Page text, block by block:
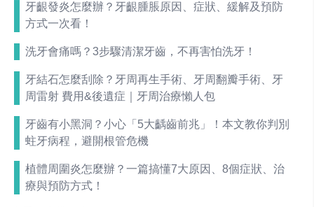
牙齦發炎怎麼辦？牙齦腫脹原因、症狀、緩解及預防
方式一次看！
洗牙會痛嗎？3步驟清潔牙齒，不再害怕洗牙！
牙結石怎麼刮除？牙周再生手術、牙周翻瓣手術、牙
周雷射 費用&後遺症｜牙周治療懶人包
牙齒有小黑洞？小心「5大齲齒前兆」！本文教你判別
蛀牙病程，避開根管危機
植體周圍炎怎麼辦？一篇搞懂7大原因、8個症狀、治
療與預防方式！